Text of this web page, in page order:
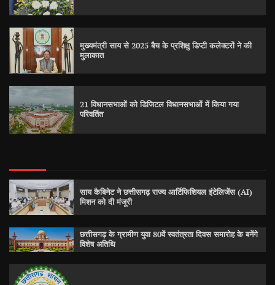
मुख्यमंत्री साय से 2025 बैच के प्रशिक्षु डिप्टी कलेक्टरों ने की
मुलाकात
21 विधानसभाओं को डिजिटल विधानसभाओं में किया गया
परिवर्तित
साय कैबिनेट ने छत्तीसगढ़ राज्य आर्टिफिशियल इंटेलिजेंस (AI)
मिशन को दी मंजूरी
छत्तीसगढ़ के ग्रामीण युवा 80वें स्वतंत्रता दिवस समारोह के बनेंगे
विशेष अतिथि